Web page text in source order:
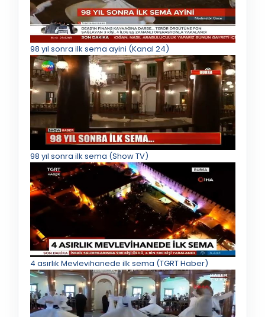
98 yıl sonra ilk sema ayini (Kanal 24)
98 yıl sonra ilk sema (Show TV)
4 asırlık Mevlevihanede ilk sema (TGRT Haber)